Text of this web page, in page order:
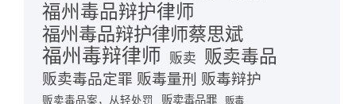
福州毒品辩护律师
福州毒品辩护律师蔡思斌
福州毒辩律师 贩卖 贩卖毒品
贩卖毒品定罪 贩毒量刑 贩毒辩护
贩卖毒品案，从轻处罚 贩卖毒品罪
贩毒